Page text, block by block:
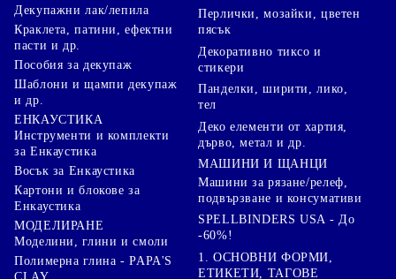
Декупажни лак/лепила
Краклета, патини, ефектни
пасти и др.
Пособия за декупаж
Шаблони и щампи декупаж
и др.
ЕНКАУСТИКА
Инструменти и комплекти
за Енкаустика
Восък за Енкаустика
Картони и блокове за
Енкаустика
МОДЕЛИРАНЕ
Моделини, глини и смоли
Полимерна глина - PAPA'S
Перлички, мозайки, цветен
пясък
Декоративно тиксо и
стикери
Панделки, ширити, лико,
тел
Деко елементи от хартия,
дърво, метал и др.
МАШИНИ И ЩАНЦИ
Машини за рязане/релеф,
подвързване и консумативи
SPELLBINDERS USA - До
-60%!
1. ОСНОВНИ ФОРМИ,
ЕТИКЕТИ, ТАГОВЕ